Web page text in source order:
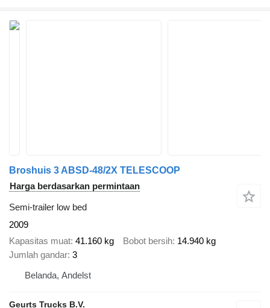
Broshuis 3 ABSD-48/2X TELESCOOP
Harga berdasarkan permintaan
Semi-trailer low bed
2009
Kapasitas muat 41.160 kg Bobot bersih 14.940 kg
Jumlah gandar 3
Belanda, Andelst
Geurts Trucks B.V.